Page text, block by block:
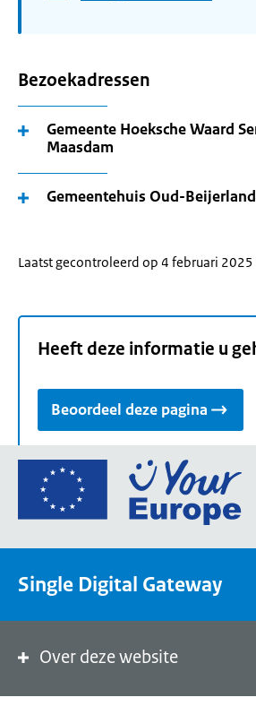
Bezoekadressen
Gemeente Hoeksche Waard
Maasdam
Gemeentehuis Oud-Beijerland
Laatst gecontroleerd op 4 februari 2025
Heeft deze informatie u
Beoordeel deze pagina
Ga
de
Single Digital Gateway
Over deze website